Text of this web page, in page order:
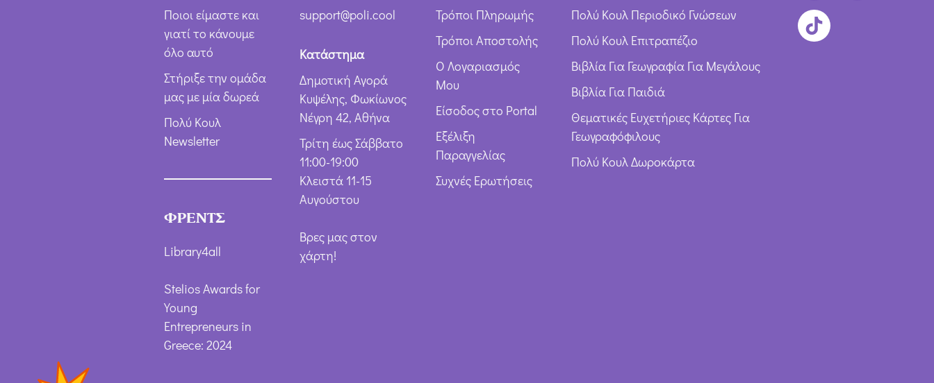
ρ
Ποιοι είμαστε και
γιατί το κάνουμε
όλο αυτό
Στήριξε την ομάδα
μας με μία δωρεά
Πολύ Κουλ
Newsletter
ΦΡΕΝΤΣ
Library4all
Stelios Awards for
Young
Entrepreneurs in
Greece: 2024
support@poli.cool
Κατάστημα
Δημοτική Αγορά
Κυψέλης, Φωκίωνος
Νέγρη 42, Αθήνα
Τρίτη έως Σάββατο
11:00-19:00
Κλειστά 11-15
Αυγούστου
Βρες μας στον
χάρτη!
Τρόποι Πληρωμής
Τρόποι Αποστολής
Ο Λογαριασμός
Μου
Είσοδος στο Portal
Εξέλιξη
Παραγγελίας
Συχνές Ερωτήσεις
Πολύ Κουλ Περιοδικό Γνώσεων
Πολύ Κουλ Επιτραπέζιο
Βιβλία Για Γεωγραφία Για Μεγάλους
Βιβλία Για Παιδιά
Θεματικές Ευχετήριες Κάρτες Για
Γεωγραφόφιλους
Πολύ Κουλ Δωροκάρτα